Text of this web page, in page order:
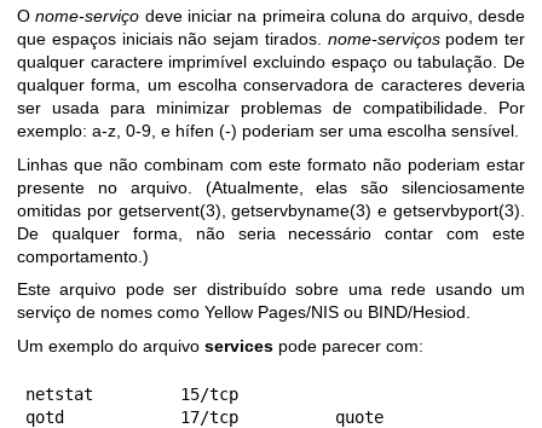
Onome-serviço deve iniciar na primeira coluna do arquivo, desde
que espaços iniciais não sejam tirados. nome-serviçospodem ter
qualquer caractere imprimível excluindo espaço ou tabulação. De
qualquer forma, um escolha conservadora de caracteres deveria
ser usada para minimizar problemas de compatibilidade. Por
exemplo: a-z, 0-9, e hífen (-) poderiam ser uma escolha sensível.
Linhas que não combinam com este formato não poderiam estar
presente no arquivo. (Atualmente, elas são silenciosamente
omitidas por getservent(3) ,getservbyname(3) egetservbyport(3)
De qualquer forma, não seria necessário contar com este
comportamento.)
Este arquivo pode ser distribuído sobre uma rede usando um
serviço de nomes como Yellow Pages/NIS ou BIND/Hesiod.
Um exemplo do arquivo services pode parecer com:
netstat         15/tcp
qotd            17/tcp          quote